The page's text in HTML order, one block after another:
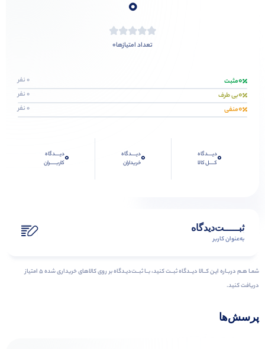
0
تعداد امتیازها0
0مثبت 0 نفر
0بی طرف 0 نفر
0منفی 0 نفر
0دیــــدگاه
کــــل کالا
0دیــــدگاه
خریداران
0دیــــدگاه
کاربـــــران
ثبـــــت‌دیدگاه
به‌عنوان کاربر
شمـا هـم دربـاره ایـن کــالا دیــدگاه ثبــت کنید، بــا ثبــت‌دیـدگاه بر روی کالاهای خریداری شده ۵ امتیاز
دریافت کنید.
پرسش‌ها